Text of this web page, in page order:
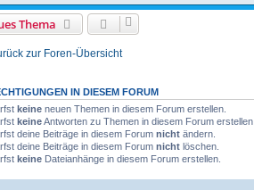
Thema
zur Foren-Übersicht
IN DIESEM FORUM
keine neuen Themen in diesem Forum erstellen.
keineAntworten zu Themen in diesem Forum erstellen.
deine Beiträge in diesem Forum nicht ändern.
deine Beiträge in diesem Forum nicht löschen.
keine Dateianhänge in diesem Forum erstellen.